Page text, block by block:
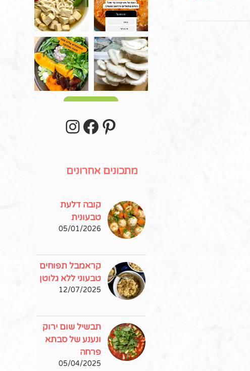
Pinterest
מתכונים אחרונים
קובה דלעת
טבעונית
05/01/2026
קראמבל תפוחים
טבעוני ללא גלוטן
12/07/2025
תבשיל שום ירוק
ונענע של סבתא
פרחה
05/04/2025